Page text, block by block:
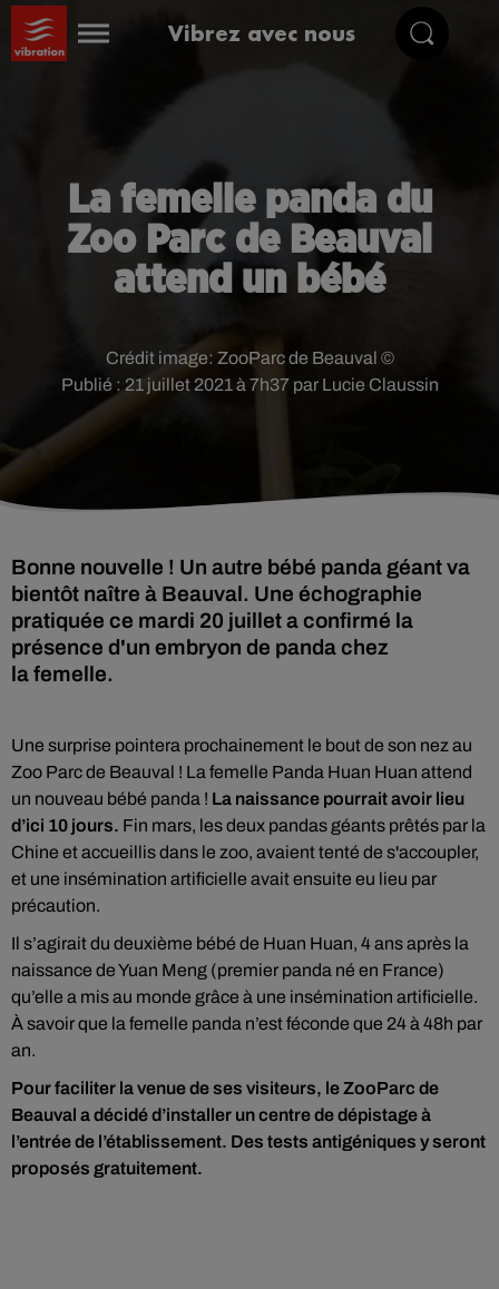
Vibrez avec nous
La femelle panda du
Zoo Parc de Beauval
attend un bébé
Publié : 21 juillet 2021 à 7h37 par Lucie Claussin
Crédit image: ZooParc de Beauval ©
Bonne nouvelle ! Un autre bébé panda géant va
bientôt naître à Beauval. Une échographie
pratiquée ce mardi 20 juillet a confirmé la
présence d'un embryon de panda chez
la femelle.
Une surprise pointera prochainement le bout de son nez au
Zoo Parc de Beauval ! La femelle Panda Huan Huan attend
un nouveau bébé panda ! La naissance pourrait avoir lieu
d’ici 10 jours. Fin mars, les deux pandas géants prêtés par la
Chine et accueillis dans le zoo, avaient tenté de s'accoupler,
et une insémination artificielle avait ensuite eu lieu par
précaution.
Il s’agirait du deuxième bébé de Huan Huan, 4 ans après la
naissance de Yuan Meng (premier panda né en France)
qu’elle a mis au monde grâce à une insémination artificielle.
À savoir que la femelle panda n’est féconde que 24 à 48h par
an.
Pour faciliter la venue de ses visiteurs, le ZooParc de
Beauval a décidé d’installer un centre de dépistage à
l’entrée de l’établissement. Des tests antigéniques y seront
proposés gratuitement.